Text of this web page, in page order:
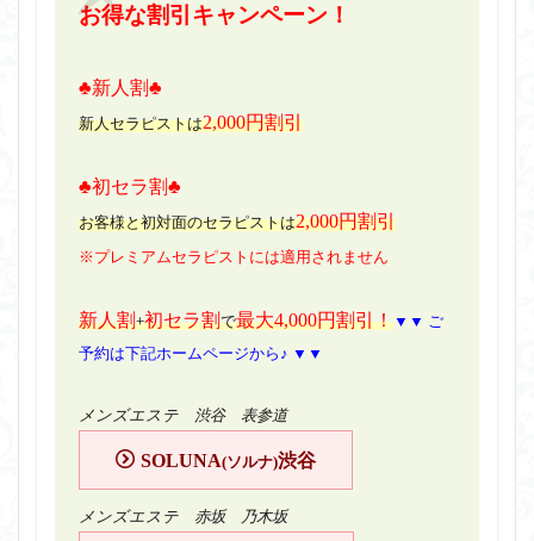
お得な割引キャンペーン！
♣新人割♣
新人セラピストは2,000円割引
♣初セラ割♣
お客様と初対面のセラピストは2,000円割引
※プレミアムセラピストには適用されません
新人割+初セラ割で最大4,000円割引！▼▼ ご
予約は下記ホームページから♪ ▼▼
メンズエステ 渋谷 表参道
SOLUNA(ソルナ)渋谷
メンズエステ 赤坂 乃木坂